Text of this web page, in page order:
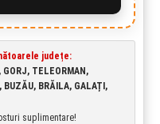
județe:
GORJ, TELEORMAN,
BUZĂU, BRĂILA, GALAȚI,
suplimentare!